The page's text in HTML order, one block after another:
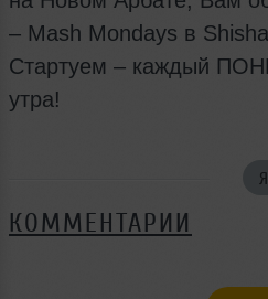
– Mash Mondays в
Стартуем – каждый
утра!
КОММЕНТАРИИ